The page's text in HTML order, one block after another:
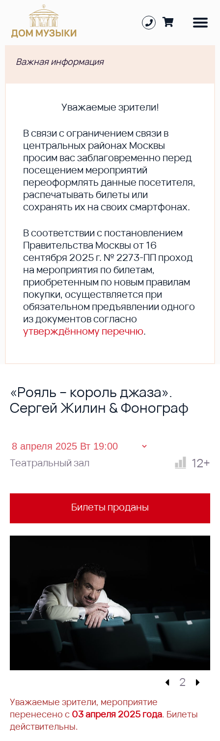
Важная информация
Уважаемые зрители!
В cвязи с ограничением связи в
центральных районах Москвы
просим вас заблаговременно перед
посещением мероприятий
переоформлять данные посетителя,
распечатывать билеты или
сохранять их на своих смартфонах.
В соответствии с постановлением
Правительства Москвы от 16
сентября 2025 г. № 2273-ПП проход
на мероприятия по билетам,
приобретенным по новым правилам
покупки, осуществляется при
обязательном предъявлении одного
из документов согласно
утверждённому перечню.
«Рояль – король джаза».
Сергей Жилин & Фонограф
Театральный зал 12+
Билеты проданы
2
Уважаемые зрители, мероприятие
перенесено с 03 апреля 2025 года. Билеты
действительны.